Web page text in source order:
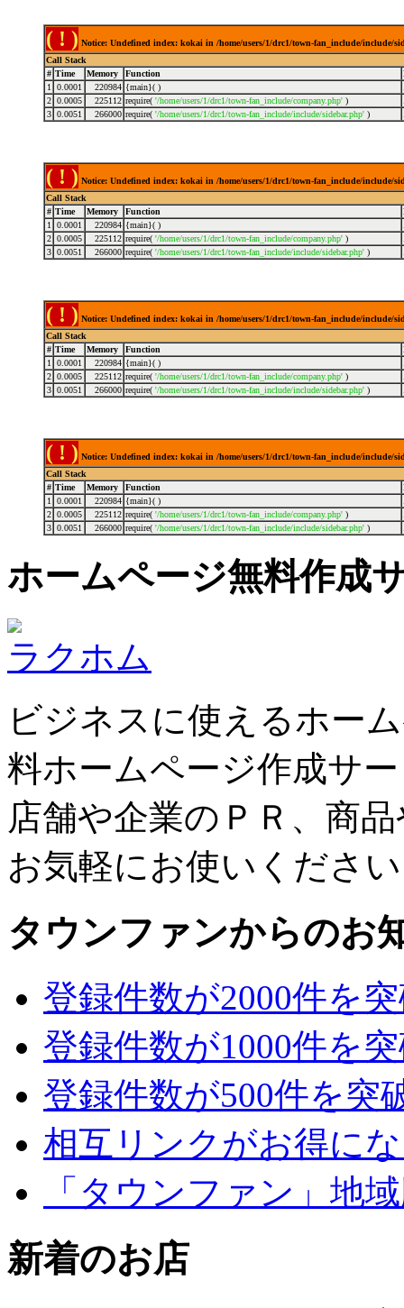
( ! ) Notice: Undefined index: kokai in /home/users/1/drc1/town-fan_include/include/
Call Stack
# Time Memory Function
1
0.0001 220984 {main}( )
2 0.0005 225112 require( '/home/users/1/drc1/town-fan_include/company.php' )
3 0.0051 266000 require( '/home/users/1/drc1/town-fan_include/include/sidebar.php' )
( ! ) Notice: Undefined index: kokai in /home/users/1/drc1/town-fan_include/include/
Call Stack
# Time Memory Function
1
0.0001 220984 {main}( )
2 0.0005 225112 require( '/home/users/1/drc1/town-fan_include/company.php' )
3 0.0051 266000 require( '/home/users/1/drc1/town-fan_include/include/sidebar.php' )
( ! ) Notice: Undefined index: kokai in /home/users/1/drc1/town-fan_include/include/
Call Stack
# Time Memory Function
1
0.0001 220984 {main}( )
2 0.0005 225112 require( '/home/users/1/drc1/town-fan_include/company.php' )
3 0.0051 266000 require( '/home/users/1/drc1/town-fan_include/include/sidebar.php' )
( ! ) Notice: Undefined index: kokai in /home/users/1/drc1/town-fan_include/include/
Call Stack
# Time Memory Function
1
0.0001 220984 {main}( )
2 0.0005 225112 require( '/home/users/1/drc1/town-fan_include/company.php' )
3 0.0051 266000 require( '/home/users/1/drc1/town-fan_include/include/sidebar.php' )
ホームページ無料作成
ラクホム
ビジネスに使えるホー
料ホームページ作成サ
店舗や企業のＰＲ、商
お気軽にお使いくださ
タウンファンからのお
登録件数が2000件を
登録件数が1000件を
登録件数が500件を突
相互リンクがお得に
「タウンファン」地
新着のお店